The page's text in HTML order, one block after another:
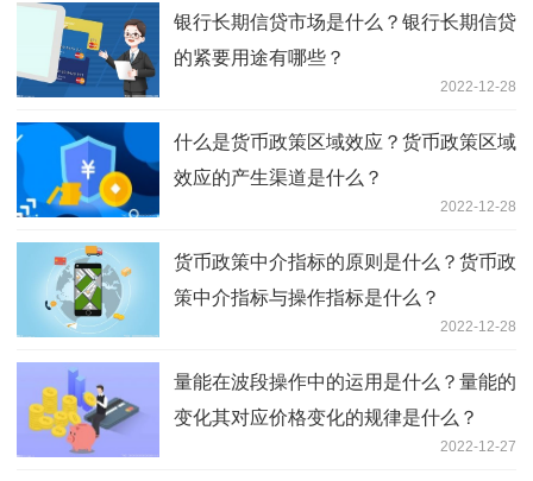
银行长期信贷市场是什么？银行长期信贷
的紧要用途有哪些？
2022-12-28
什么是货币政策区域效应？货币政策区域
效应的产生渠道是什么？
2022-12-28
货币政策中介指标的原则是什么？货币政
策中介指标与操作指标是什么？
2022-12-28
量能在波段操作中的运用是什么？量能的
变化其对应价格变化的规律是什么？
2022-12-27